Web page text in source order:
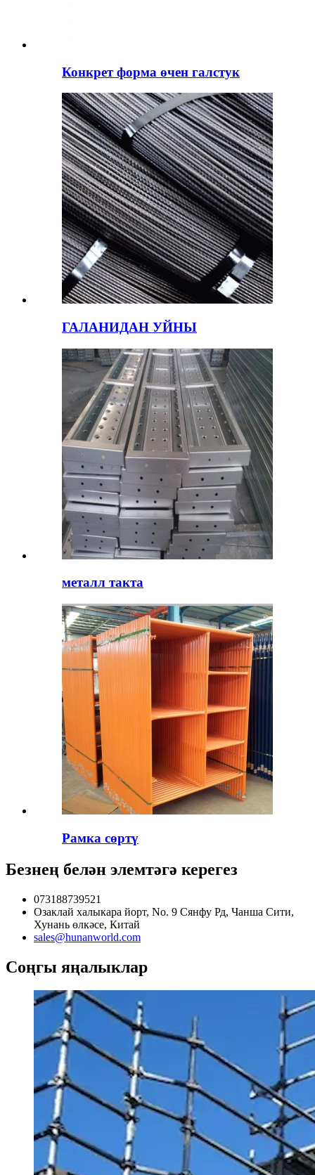
Конкрет форма өчен галстук
ГАЛАНИДАН УЙНЫ
металл такта
Рамка сөртү
Безнең белән элемтәгә керегез
073188739521
Озаклай халыкара йорт, No. 9 Сянфу Рд, Чанша Сити,
Хунань өлкәсе, Китай
sales@hunanworld.com
Соңгы яңалыклар